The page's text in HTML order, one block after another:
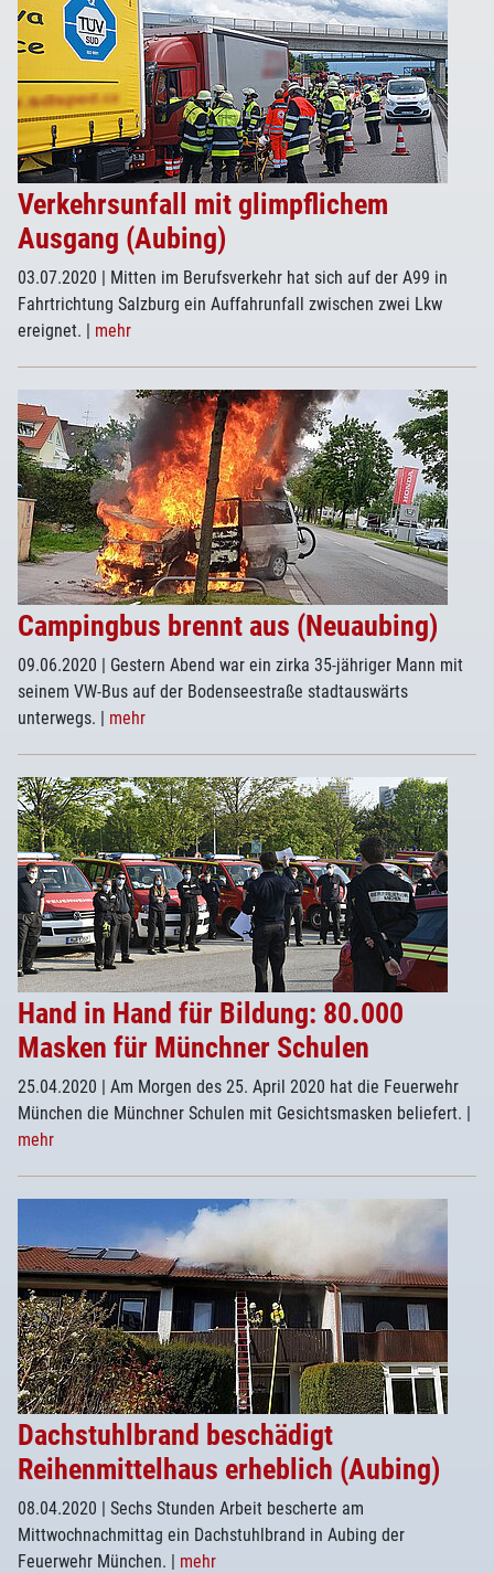
Verkehrsunfall mit glimpflichem
Ausgang (Aubing)
03.07.2020 | Mitten im Berufsverkehr hat sich auf der A99 in
Fahrtrichtung Salzburg ein Auffahrunfall zwischen zwei Lkw
ereignet. | mehr
Campingbus brennt aus (Neuaubing)
09.06.2020 | Gestern Abend war ein zirka 35-jähriger Mann mit
seinem VW-Bus auf der Bodenseestraße stadtauswärts
unterwegs. | mehr
Hand in Hand für Bildung: 80.000
Masken für Münchner Schulen
25.04.2020 | Am Morgen des 25. April 2020 hat die Feuerwehr
München die Münchner Schulen mit Gesichtsmasken beliefert. |
mehr
Dachstuhlbrand beschädigt
Reihenmittelhaus erheblich (Aubing)
08.04.2020 | Sechs Stunden Arbeit bescherte am
Mittwochnachmittag ein Dachstuhlbrand in Aubing der
Feuerwehr München. | mehr